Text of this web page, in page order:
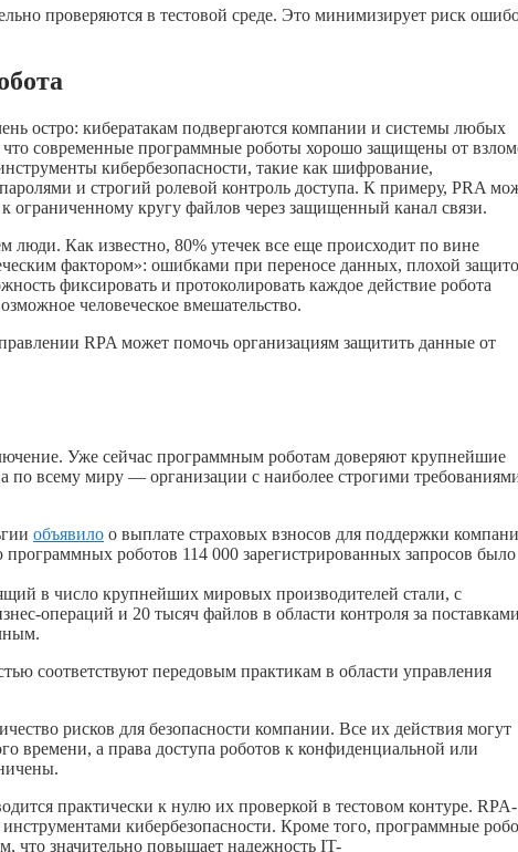
проверяются в тестовой среде. Это минимизирует риск
остро: кибератакам подвергаются компании и системы любых
современные программные роботы хорошо защищены от
кибербезопасности, такие как шифрование,
и строгий ролевой контроль доступа. К примеру, PRA
ограниченному кругу файлов через защищенный канал связи.
люди. Как известно, 80% утечек все еще происходит по вине
фактором»: ошибками при переносе данных, плохой
фиксировать и протоколировать каждое действие робота
человеческое вмешательство.
RPA может помочь организациям защитить данные от
Уже сейчас программным роботам доверяют крупнейшие
всему миру — организации с наиболее строгими
объявило о выплате страховых взносов для поддержки
роботов 114 000 зарегистрированных запросов было
в число крупнейших мировых производителей стали, с
операций и 20 тысяч файлов в области контроля за
соответствуют передовым практикам в области управления
рисков для безопасности компании. Все их действия могут
времени, а права доступа роботов к конфиденциальной или
практически к нулю их проверкой в тестовом контуре. RPA-
кибербезопасности. Кроме того, программные
что значительно повышает надежность IT-